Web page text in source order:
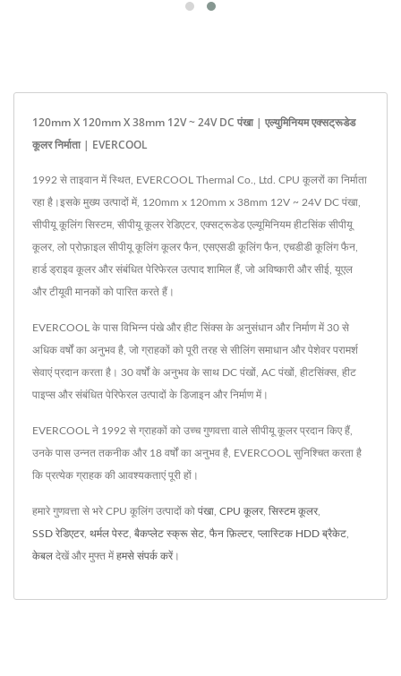
120mm X 120mm X 38mm 12V ~ 24V DC पंखा | एल्युमिनियम एक्सट्रूडेड
कूलर निर्माता | EVERCOOL
1992 से ताइवान में स्थित, EVERCOOL Thermal Co., Ltd. CPU कूलरों का निर्माता
रहा है।इसके मुख्य उत्पादों में, 120mm x 120mm x 38mm 12V ~ 24V DC पंखा,
सीपीयू कूलिंग सिस्टम, सीपीयू कूलर रेडिएटर, एक्सट्रूडेड एल्यूमिनियम हीटसिंक सीपीयू
कूलर, लो प्रोफ़ाइल सीपीयू कूलिंग कूलर फैन, एसएसडी कूलिंग फैन, एचडीडी कूलिंग फैन,
हार्ड ड्राइव कूलर और संबंधित पेरिफेरल उत्पाद शामिल हैं, जो अविष्कारी और सीई, यूएल
और टीयूवी मानकों को पारित करते हैं।
EVERCOOL के पास विभिन्न पंखे और हीट सिंक्स के अनुसंधान और निर्माण में 30 से
अधिक वर्षों का अनुभव है, जो ग्राहकों को पूरी तरह से सीलिंग समाधान और पेशेवर परामर्श
सेवाएं प्रदान करता है। 30 वर्षों के अनुभव के साथ DC पंखों, AC पंखों, हीटसिंक्स, हीट
पाइप्स और संबंधित पेरिफेरल उत्पादों के डिजाइन और निर्माण में।
EVERCOOL ने 1992 से ग्राहकों को उच्च गुणवत्ता वाले सीपीयू कूलर प्रदान किए हैं,
उनके पास उन्नत तकनीक और 18 वर्षों का अनुभव है, EVERCOOL सुनिश्चित करता है
कि प्रत्येक ग्राहक की आवश्यकताएं पूरी हों।
हमारे गुणवत्ता से भरे CPU कूलिंग उत्पादों को पंखा CPU कूलर, सिस्टम कूलर,
SSD रेडिएटर, थर्मल पेस्ट बैकप्लेट स्क्रू सेट फैन फ़िल्टर, प्लास्टिक HDD ब्रैकेट
केबल देखें और मुफ्त मेंहमसे संपर्क करें।